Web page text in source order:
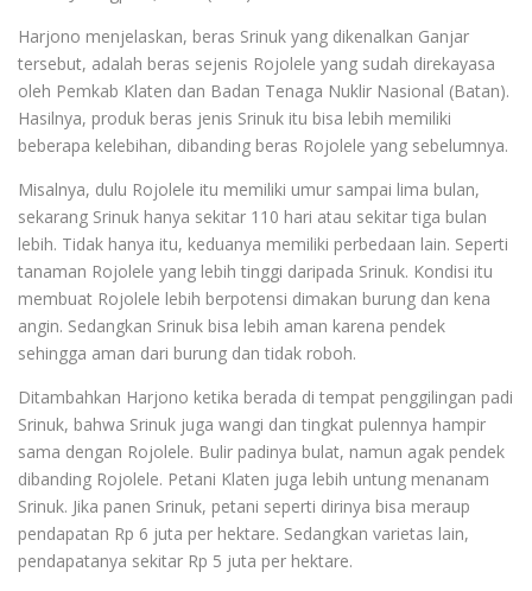
Harjono menjelaskan, beras Srinuk yang dikenalkan Ganjar
tersebut, adalah beras sejenis Rojolele yang sudah direkayasa
oleh Pemkab Klaten dan Badan Tenaga Nuklir Nasional (Batan).
Hasilnya, produk beras jenis Srinuk itu bisa lebih memiliki
beberapa kelebihan, dibanding beras Rojolele yang sebelumnya.
Misalnya, dulu Rojolele itu memiliki umur sampai lima bulan,
sekarang Srinuk hanya sekitar 110 hari atau sekitar tiga bulan
lebih. Tidak hanya itu, keduanya memiliki perbedaan lain. Seperti
tanaman Rojolele yang lebih tinggi daripada Srinuk. Kondisi itu
membuat Rojolele lebih berpotensi dimakan burung dan kena
angin. Sedangkan Srinuk bisa lebih aman karena pendek
sehingga aman dari burung dan tidak roboh.
Ditambahkan Harjono ketika berada di tempat penggilingan padi
Srinuk, bahwa Srinuk juga wangi dan tingkat pulennya hampir
sama dengan Rojolele. Bulir padinya bulat, namun agak pendek
dibanding Rojolele. Petani Klaten juga lebih untung menanam
Srinuk. Jika panen Srinuk, petani seperti dirinya bisa meraup
pendapatan Rp 6 juta per hektare. Sedangkan varietas lain,
pendapatanya sekitar Rp 5 juta per hektare.